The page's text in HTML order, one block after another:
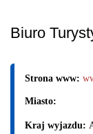
Biuro
Strona www:
Miasto:
Kraj wyjazdu: